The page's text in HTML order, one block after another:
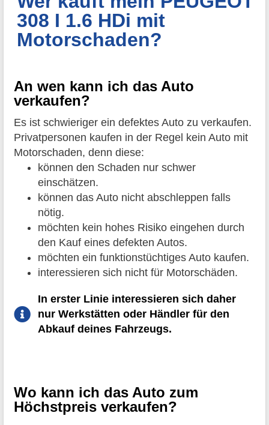
308 I 1.6 HDi mit
Motorschaden?
An wen kann ich das Auto
verkaufen?
Es ist schwieriger ein defektes Auto zu verkaufen.
Privatpersonen kaufen in der Regel kein Auto mit
Motorschaden, denn diese:
können den Schaden nur schwer
einschätzen.
können das Auto nicht abschleppen falls
nötig.
möchten kein hohes Risiko eingehen durch
den Kauf eines defekten Autos.
möchten ein funktionstüchtiges Auto kaufen.
interessieren sich nicht für Motorschäden.
In erster Linie interessieren sich daher
nur Werkstätten oder Händler für den
Abkauf deines Fahrzeugs.
Wo kann ich das Auto zum
Höchstpreis verkaufen?